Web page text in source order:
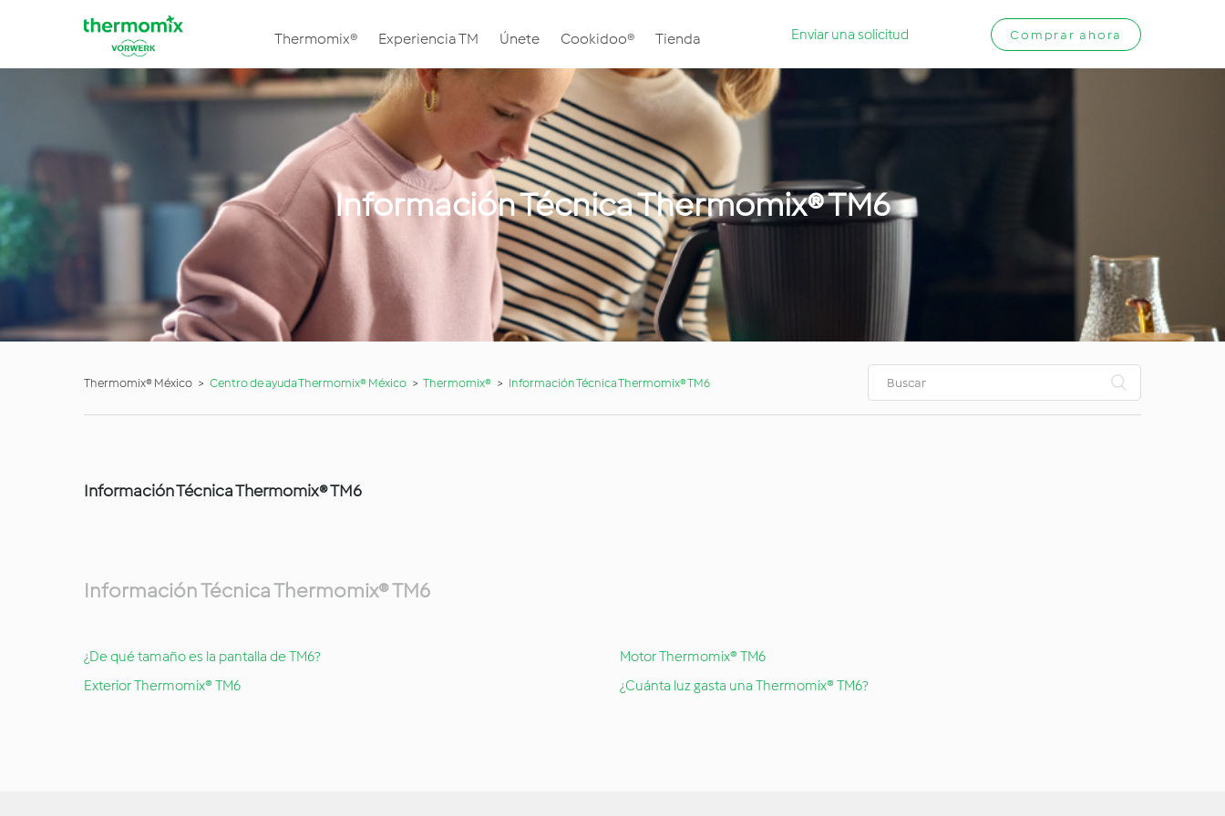
Thermomix® Experiencia TM Únete Cookidoo® Tienda Enviar una solicitud Comprar ahora
Información Técnica Thermomix® TM6
Thermomix® México Centro de ayuda Thermomix® México Thermomix® Información Técnica Thermomix® TM6
Información Técnica Thermomix® TM6
Información Técnica Thermomix® TM6
¿De qué tamaño es la pantalla de TM6?
Exterior Thermomix® TM6
Motor Thermomix® TM6
¿Cuánta luz gasta una Thermomix® TM6?